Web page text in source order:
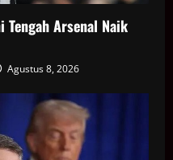
Tengah Arsenal Naik
Agustus 8, 2026